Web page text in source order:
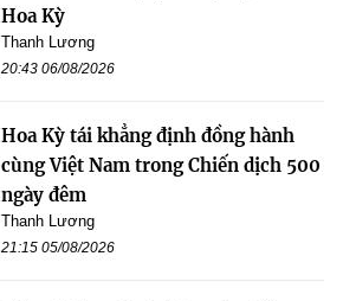
Hoa Kỳ
Thanh Lương
20:43 06/08/2026
Hoa Kỳ tái khẳng định đồng hành
cùng Việt Nam trong Chiến dịch 500
ngày đêm
Thanh Lương
21:15 05/08/2026